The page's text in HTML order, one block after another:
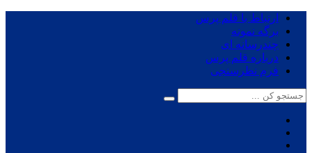
ارتباط با قلم پرس
برگه نمونه
چندرسانه ای
درباره قلم پرس
فرم نظرسنجی